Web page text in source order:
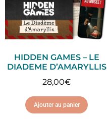
HIDDEN GAMES – LE
DIADEME D’AMARYLLIS
28,00€
Ajouter au panier